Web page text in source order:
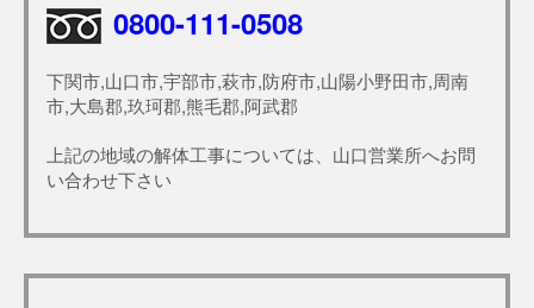
0800-111-0508
下関市,山口市,宇部市,萩市,防府市,山陽小野田市,周南
市,大島郡,玖珂郡,熊毛郡,阿武郡
上記の地域の解体工事については、山口営業所へお問
い合わせ下さい